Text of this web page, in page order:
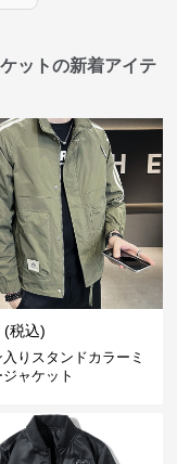
ットの新着アイテ
(税込)
りスタンドカラーミ
ジャケット